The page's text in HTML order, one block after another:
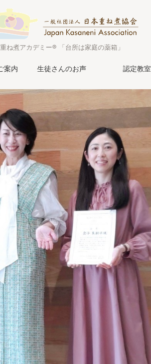
重ね煮アカデミー® 「台所は家庭の薬箱」
案内 生徒さんのお声 認定教室